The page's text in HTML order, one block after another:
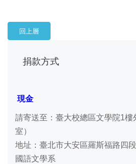
回上層
捐款方式
現金
請寄送至：臺大校總區文學院1樓
室）
地址：臺北市大安區羅斯福路四
國語文學系